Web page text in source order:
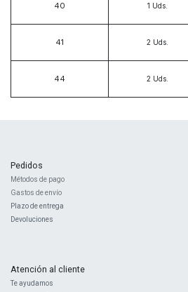
40 1 Uds.
41 2 Uds.
44 2 Uds.
Pedidos
Métodos de pago
Gastos de envío
Plazo de entrega
Devoluciones
Atención al cliente
Te ayudamos